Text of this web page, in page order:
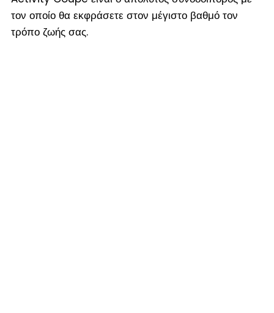
τον οποίο θα εκφράσετε στον μέγιστο βαθμό τον
τρόπο ζωής σας.